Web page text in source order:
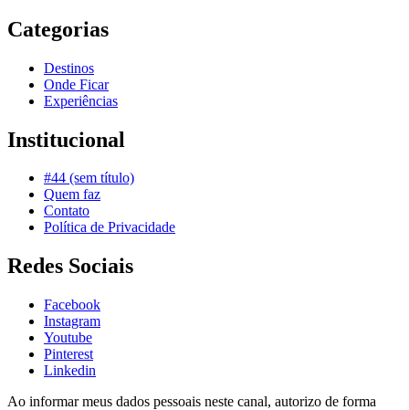
Categorias
Destinos
Onde Ficar
Experiências
Institucional
#44 (sem título)
Quem faz
Contato
Política de Privacidade
Redes Sociais
Facebook
Instagram
Youtube
Pinterest
Linkedin
Ao informar meus dados pessoais neste canal, autorizo de forma